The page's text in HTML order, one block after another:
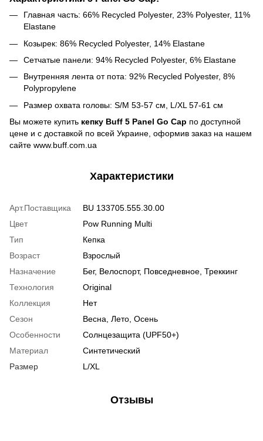
Главная часть: 66% Recycled Polyester, 23% Polyester, 11%
Elastane
Козырек: 86% Recycled Polyester, 14% Elastane
Сетчатые панели: 94% Recycled Polyester, 6% Elastane
Внутренняя лента от пота: 92% Recycled Polyester, 8%
Polypropylene
Размер охвата головы: S/M 53-57 см, L/XL 57-61 см
Вы можете купить кепку Buff 5 Panel Go Cap по доступной
цене и с доставкой по всей Украине, оформив заказ на нашем
сайте www.buff.com.ua
Характеристики
Арт.Поставщика
BU 133705.555.30.00
Цвет
Pow Running Multi
Тип
Кепка
Возраст
Взрослый
Назначение
Бег, Велоспорт, Повседневное, Треккинг
Технология
Original
Коллекция
Нет
Сезон
Весна, Лето, Осень
Особенности
Солнцезащита (UPF50+)
Материал
Синтетический
Размер
L/XL
Отзывы